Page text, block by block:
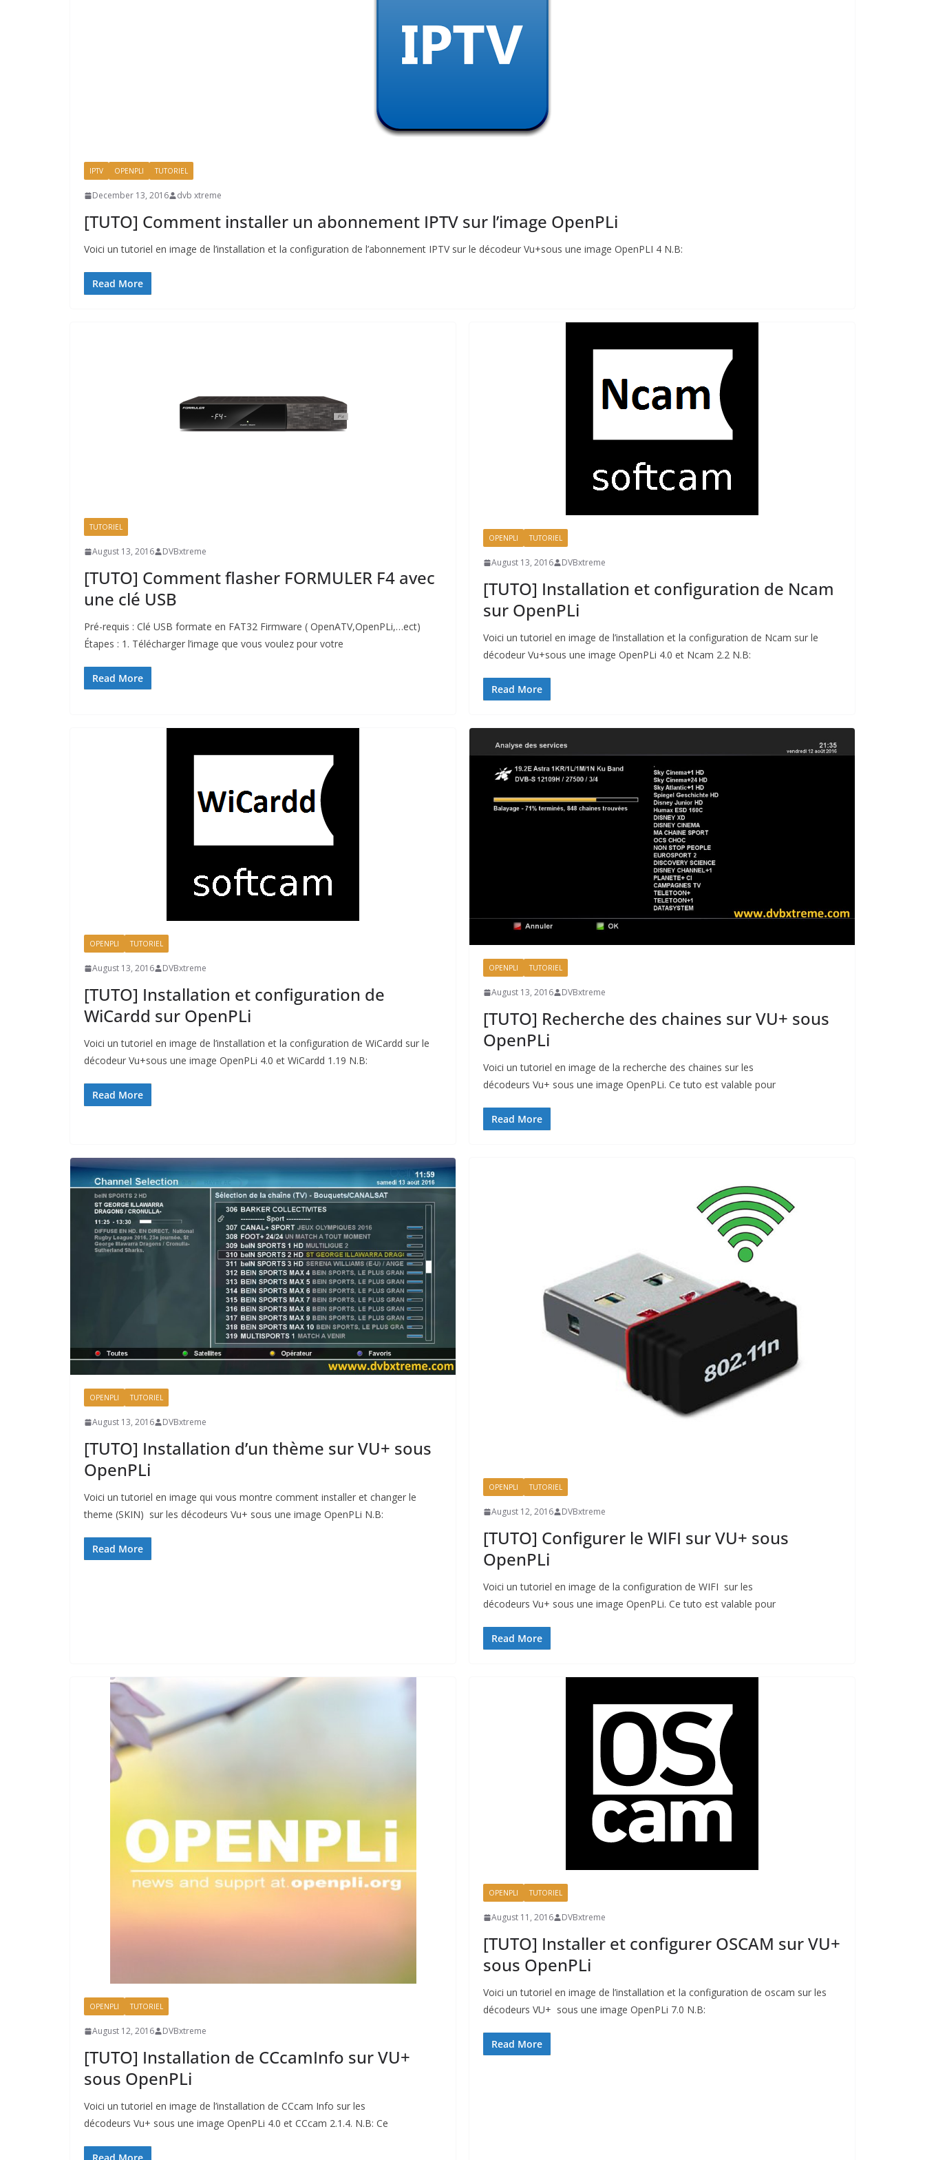
IPTV OPENPLI TUTORIEL
December 13, 2016 dvb xtreme
[TUTO] Comment installer un abonnement IPTV sur l’image OpenPLi
Voici un tutoriel en image de l’installation et la configuration de l’abonnement IPTV sur le décodeur Vu+sous une image OpenPLI 4 N.B:
Read More
TUTORIEL
August 13, 2016 DVBxtreme
[TUTO] Comment flasher FORMULER F4 avec
une clé USB
Pré-requis : Clé USB formate en FAT32 Firmware ( OpenATV,OpenPLi,…ect)
Étapes : 1. Télécharger l’image que vous voulez pour votre
Read More
OPENPLI TUTORIEL
August 13, 2016 DVBxtreme
[TUTO] Installation et configuration de Ncam
sur OpenPLi
Voici un tutoriel en image de l’installation et la configuration de Ncam sur le
décodeur Vu+sous une image OpenPLi 4.0 et Ncam 2.2 N.B:
Read More
OPENPLI TUTORIEL
August 13, 2016 DVBxtreme
[TUTO] Installation et configuration de
WiCardd sur OpenPLi
Voici un tutoriel en image de l’installation et la configuration de WiCardd sur le
décodeur Vu+sous une image OpenPLi 4.0 et WiCardd 1.19 N.B:
Read More
OPENPLI TUTORIEL
August 13, 2016 DVBxtreme
[TUTO] Recherche des chaines sur VU+ sous
OpenPLi
Voici un tutoriel en image de la recherche des chaines sur les
décodeurs Vu+ sous une image OpenPLi. Ce tuto est valable pour
Read More
OPENPLI TUTORIEL
August 13, 2016 DVBxtreme
[TUTO] Installation d’un thème sur VU+ sous
OpenPLi
Voici un tutoriel en image qui vous montre comment installer et changer le
theme (SKIN) sur les décodeurs Vu+ sous une image OpenPLi N.B:
Read More
OPENPLI TUTORIEL
August 12, 2016 DVBxtreme
[TUTO] Configurer le WIFI sur VU+ sous
OpenPLi
Voici un tutoriel en image de la configuration de WIFI sur les
décodeurs Vu+ sous une image OpenPLi. Ce tuto est valable pour
Read More
OPENPLI TUTORIEL
August 12, 2016 DVBxtreme
[TUTO] Installation de CCcamInfo sur VU+
sous OpenPLi
Voici un tutoriel en image de l’installation de CCcam Info sur les
décodeurs Vu+ sous une image OpenPLi 4.0 et CCcam 2.1.4. N.B: Ce
OPENPLI TUTORIEL
August 11, 2016 DVBxtreme
[TUTO] Installer et configurer OSCAM sur VU+
sous OpenPLi
Voici un tutoriel en image de l’installation et la configuration de oscam sur les
décodeurs VU+ sous une image OpenPLi 7.0 N.B:
Read More